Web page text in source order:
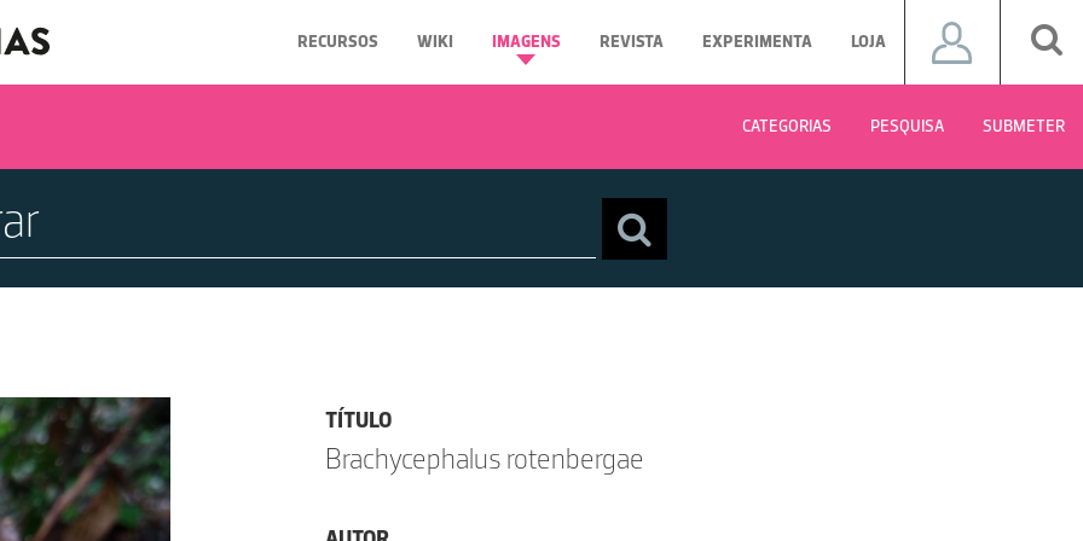
RECURSOS WIKI IMAGENS REVISTA EXPERIMENTA LOJA
CATEGORIAS PESQUISA SUBMETER
TÍTULO
Brachycephalus rotenbergae